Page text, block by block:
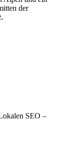
der
SEO –